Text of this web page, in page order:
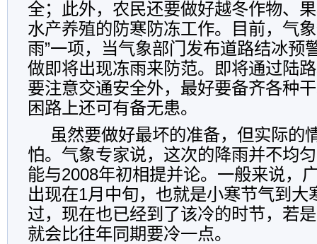
全；此外，农民还要做好越冬作物、
水产养殖的防寒防冻工作。目前，气
雨”一项，当气象部门发布道路结冰预
做即将出现冻雨来防范。即将通过陆
要注意交通安全外，最好要备齐各种
困路上还可有备无患。
虽然要做好最坏的准备，但实际的
怕。气象专家说，这次的降雨并不均
能与2008年初相提并论。一般来说，
出现在1月中旬，也就是小寒节气到大
过，现在也已经到了该冷的时节，若
就会比往年同期要冷一点。